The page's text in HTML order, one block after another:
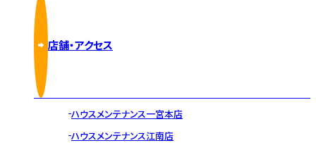
店舗・アクセス
ハウスメンテナンス一宮本店
ハウスメンテナンス江南店